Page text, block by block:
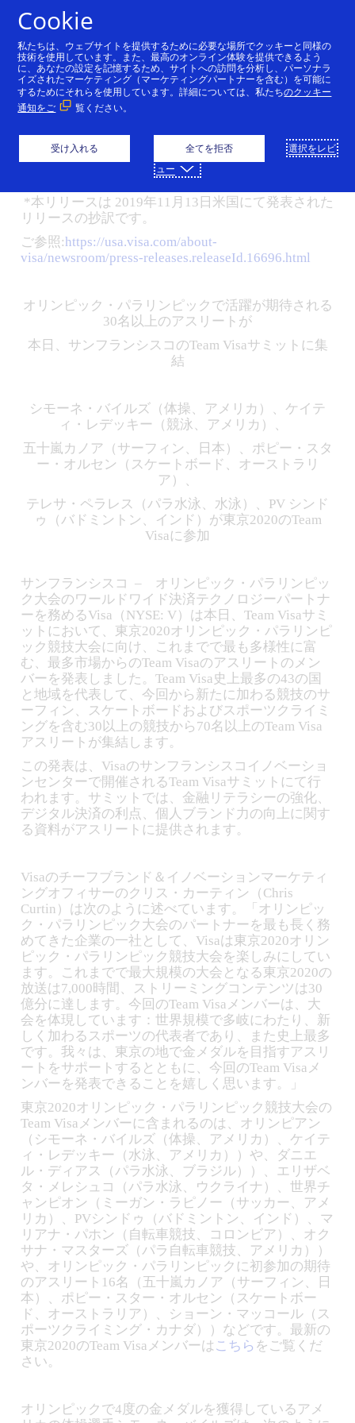
Visa、東京2020オリンピ
ック・パラリンピック競
技大会に向け、Team Visa
メンバーを発表
*本リリースは 2019年11月13日米国にて発表された
リリースの抄訳です。
ご参照:https://usa.visa.com/about-
visa/newsroom/press-releases.releaseId.16696.html
オリンピック・パラリンピックで活躍が期待される
30名以上のアスリートが
本日、サンフランシスコのTeam Visaサミットに集
結
シモーネ・バイルズ（体操、アメリカ）、ケイテ
ィ・レデッキー（競泳、アメリカ）、
五十嵐カノア（サーフィン、日本）、ポピー・スタ
ー・オルセン（スケートボード、オーストラリ
ア）、
テレサ・ペラレス（パラ水泳、水泳）、PV シンド
ゥ（バドミントン、インド）が東京2020のTeam
Visaに参加
サンフランシスコ – オリンピック・パラリンピッ
ク大会のワールドワイド決済テクノロジーパートナ
ーを務めるVisa（NYSE: V）は本日、Team Visaサミ
ットにおいて、東京2020オリンピック・パラリンピ
ック競技大会に向け、これまでで最も多様性に富
む、最多市場からのTeam Visaのアスリートのメン
バーを発表しました。Team Visa史上最多の43の国
と地域を代表して、今回から新たに加わる競技のサ
ーフィン、スケートボードおよびスポーツクライミ
ングを含む30以上の競技から70名以上のTeam Visa
アスリートが集結します。
この発表は、Visaのサンフランシスコイノベーショ
ンセンターで開催されるTeam Visaサミットにて行
われます。サミットでは、金融リテラシーの強化、
デジタル決済の利点、個人ブランド力の向上に関す
る資料がアスリートに提供されます。
Visaのチーフブランド＆イノベーションマーケティ
ングオフィサーのクリス・カーティン（Chris
Curtin）は次のように述べています。「オリンピッ
ク・パラリンピック大会のパートナーを最も長く務
めてきた企業の一社として、Visaは東京2020オリン
ピック・パラリンピック競技大会を楽しみにしてい
ます。これまでで最大規模の大会となる東京2020の
放送は7,000時間、ストリーミングコンテンツは30
億分に達します。今回のTeam Visaメンバーは、大
会を体現しています：世界規模で多岐にわたり、新
しく加わるスポーツの代表者であり、また史上最多
です。我々は、東京の地で金メダルを目指すアスリ
ートをサポートするとともに、今回のTeam Visaメ
ンバーを発表できることを嬉しく思います。」
東京2020オリンピック・パラリンピック競技大会の
Team Visaメンバーに含まれるのは、オリンピアン
（シモーネ・バイルズ（体操、アメリカ）、ケイテ
ィ・レデッキー（水泳、アメリカ））や、ダニエ
ル・ディアス（パラ水泳、ブラジル））、エリザベ
タ・メレシュコ（パラ水泳、ウクライナ）、世界チ
ャンピオン（ミーガン・ラピノー（サッカー、アメ
リカ）、PVシンドゥ（バドミントン、インド）、マ
リアナ・パホン（自転車競技、コロンビア）、オク
サナ・マスターズ（パラ自転車競技、アメリカ））
や、オリンピック・パラリンピックに初参加の期待
のアスリート16名（五十嵐カノア（サーフィン、日
本）、ポピー・スター・オルセン（スケートボー
ド、オーストラリア）、ショーン・マッコール（ス
ポーツクライミング・カナダ））などです。最新の
東京2020のTeam Visaメンバーは こちら をご覧くだ
さい。
オリンピックで4度の金メダルを獲得しているアメ
Cookie
私たちは、ウェブサイトを提供するために必要な場所でクッキーと同様の
技術を使用しています。また、最高のオンライン体験を提供できるよう
に、あなたの設定を記憶するため、サイトへの訪問を分析し、パーソナラ
イズされたマーケティング（マーケティングパートナーを含む）を可能に
するためにそれらを使用しています。詳細については、私たちのクッキー
通知をご
覧ください。
受け入れる 全てを拒否
選択をレビ
ュー